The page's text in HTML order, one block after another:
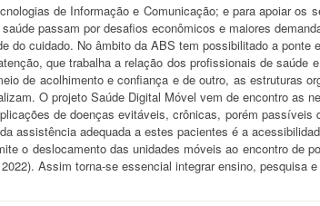
de Informação e Comunicação; e para apoiar os
passam por desafios econômicos e maiores
do cuidado. No âmbito da ABS tem possibilitado a ponte
que trabalha a relação dos profissionais de saúde
de acolhimento e confiança e de outro, as estruturas
O projeto Saúde Digital Móvel vem de encontro as
de doenças evitáveis, crônicas, porém passíveis
assistência adequada a estes pacientes é a
o deslocamento das unidades móveis ao encontro de
Assim torna-se essencial integrar ensino, pesquisa